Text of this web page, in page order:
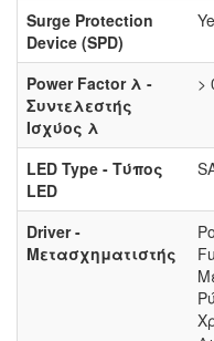
Surge Protection
Device (SPD)
Power Factor λ -
Συντελεστής
Ισχύος λ
>
LED Type - Τύπος
LED
Driver -
Μετασχηματιστής